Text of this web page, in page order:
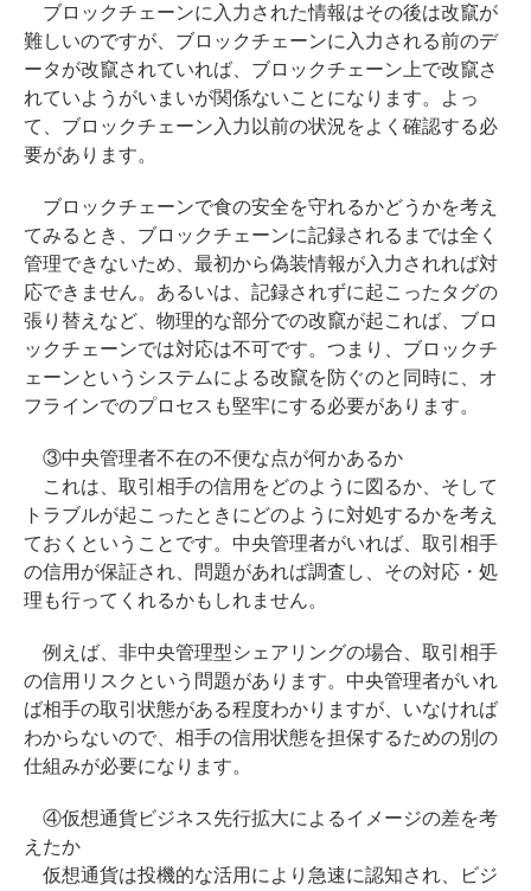
ブロックチェーンに入力された情報はその後は改竄が
難しいのですが、ブロックチェーンに入力される前のデ
ータが改竄されていれば、ブロックチェーン上で改竄さ
れていようがいまいが関係ないことになります。よっ
て、ブロックチェーン入力以前の状況をよく確認する必
要があります。
ブロックチェーンで食の安全を守れるかどうかを考え
てみるとき、ブロックチェーンに記録されるまでは全く
管理できないため、最初から偽装情報が入力されれば対
応できません。あるいは、記録されずに起こったタグの
張り替えなど、物理的な部分での改竄が起これば、ブロ
ックチェーンでは対応は不可です。つまり、ブロックチ
ェーンというシステムによる改竄を防ぐのと同時に、オ
フラインでのプロセスも堅牢にする必要があります。
③中央管理者不在の不便な点が何かあるか
これは、取引相手の信用をどのように図るか、そして
トラブルが起こったときにどのように対処するかを考え
ておくということです。中央管理者がいれば、取引相手
の信用が保証され、問題があれば調査し、その対応・処
理も行ってくれるかもしれません。
例えば、非中央管理型シェアリングの場合、取引相手
の信用リスクという問題があります。中央管理者がいれ
ば相手の取引状態がある程度わかりますが、いなければ
わからないので、相手の信用状態を担保するための別の
仕組みが必要になります。
④仮想通貨ビジネス先行拡大によるイメージの差を考
えたか
仮想通貨は投機的な活用により急速に認知され、ビジ